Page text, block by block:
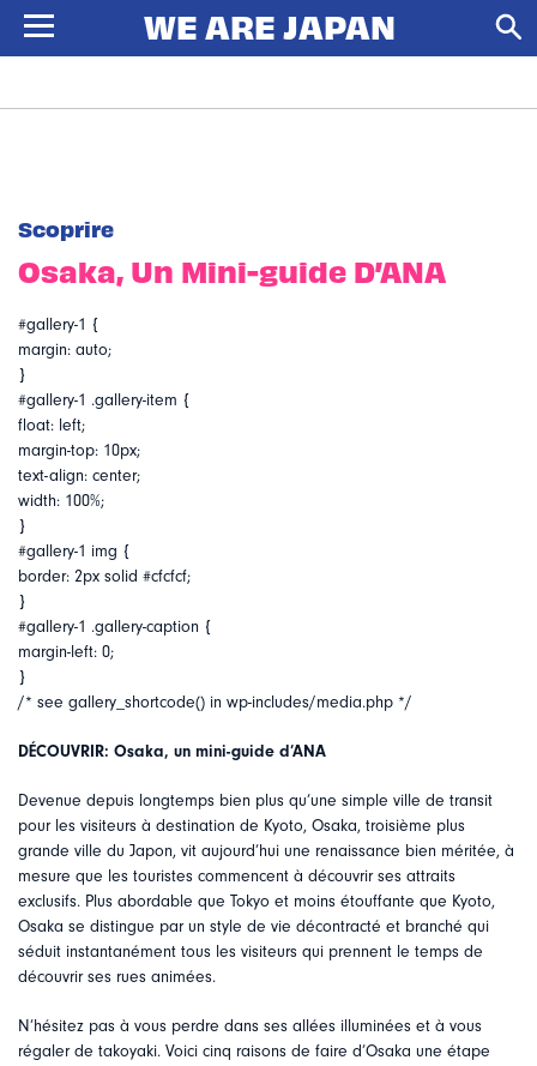
Scoprire
Osaka, Un Mini-guide D’ANA
#gallery-1 {
margin: auto;
}
#gallery-1 .gallery-item {
float: left;
margin-top: 10px;
text-align: center;
width: 100%;
}
#gallery-1 img {
border: 2px solid #cfcfcf;
}
#gallery-1 .gallery-caption {
margin-left: 0;
}
/* see gallery_shortcode() in wp-includes/media.php */
DÉCOUVRIR: Osaka, un mini-guide d’ANA
Devenue depuis longtemps bien plus qu’une simple ville de transit
pour les visiteurs à destination de Kyoto, Osaka, troisième plus
grande ville du Japon, vit aujourd’hui une renaissance bien méritée, à
mesure que les touristes commencent à découvrir ses attraits
exclusifs. Plus abordable que Tokyo et moins étouffante que Kyoto,
Osaka se distingue par un style de vie décontracté et branché qui
séduit instantanément tous les visiteurs qui prennent le temps de
découvrir ses rues animées.
N’hésitez pas à vous perdre dans ses allées illuminées et à vous
régaler de takoyaki. Voici cinq raisons de faire d’Osaka une étape